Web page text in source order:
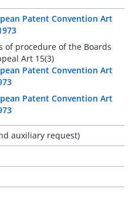
Patent Convention Art
of procedure of the Boards
Art 15(3)
Patent Convention Art
Patent Convention Art
auxiliary request)